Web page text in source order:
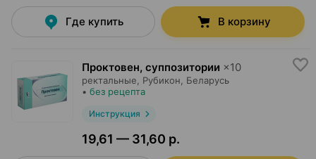
Где купить В корзину
Проктовен, суппозитории ×10
ректальные, Рубикон, Беларусь
• без рецепта
Инструкция
19,61 — 31,60 р.